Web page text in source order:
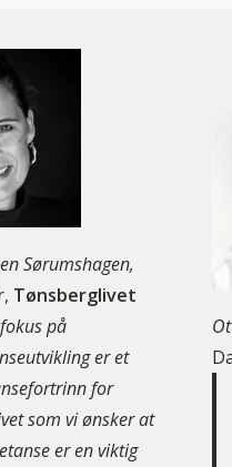
Sørumshagen,
Tønsberglivet
på
er et
for
som vi ønsker at
er en viktig